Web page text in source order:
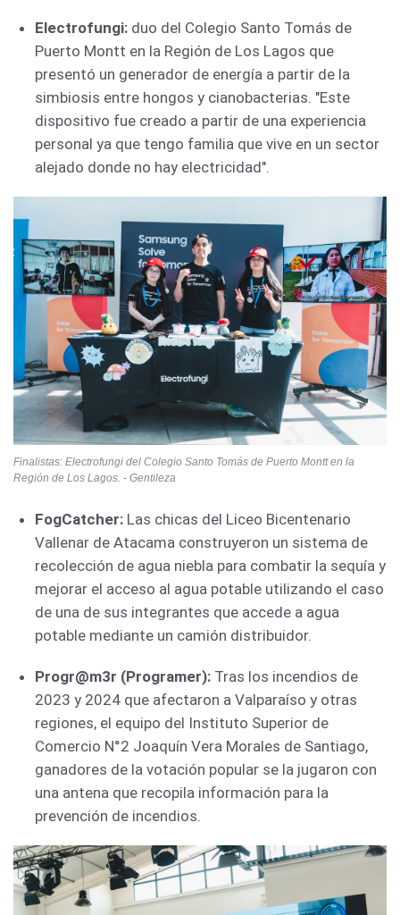
Electrofungi: duo del Colegio Santo Tomás de
Puerto Montt en la Región de Los Lagos que
presentó un generador de energía a partir de la
simbiosis entre hongos y cianobacterias. "Este
dispositivo fue creado a partir de una experiencia
personal ya que tengo familia que vive en un sector
alejado donde no hay electricidad".
Finalistas: Electrofungi del Colegio Santo Tomás de Puerto Montt en la
Región de Los Lagos. - Gentileza
FogCatcher: Las chicas del Liceo Bicentenario
Vallenar de Atacama construyeron un sistema de
recolección de agua niebla para combatir la sequía y
mejorar el acceso al agua potable utilizando el caso
de una de sus integrantes que accede a agua
potable mediante un camión distribuidor.
Progr@m3r (Programer): Tras los incendios de
2023 y 2024 que afectaron a Valparaíso y otras
regiones, el equipo del Instituto Superior de
Comercio N°2 Joaquín Vera Morales de Santiago,
ganadores de la votación popular se la jugaron con
una antena que recopila información para la
prevención de incendios.